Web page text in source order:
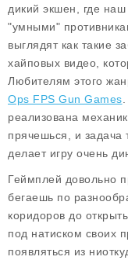
дикий экшен, где наш
"умными"
выглядят как такие
хайповых видео,
Любителям этого
Ops FPS Gun Games
реализована
прячешься, и задача
делает игру очень
Геймплей довольно
бегаешь по
коридоров до
под натиском своих
появляться из